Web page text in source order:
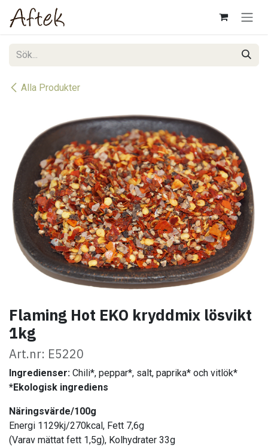
Hoppa till innehåll
Alla Produkter
Flaming Hot EKO kryddmix lösvikt
1kg
Art.nr: E5220
Ingredienser: Chili*, peppar*, salt, paprika* och vitlök*
*Ekologisk ingrediens
Näringsvärde/100g
Energi 1129kj/270kcal, Fett 7,6g
(Varav mättat fett 1,5g), Kolhydrater 33g